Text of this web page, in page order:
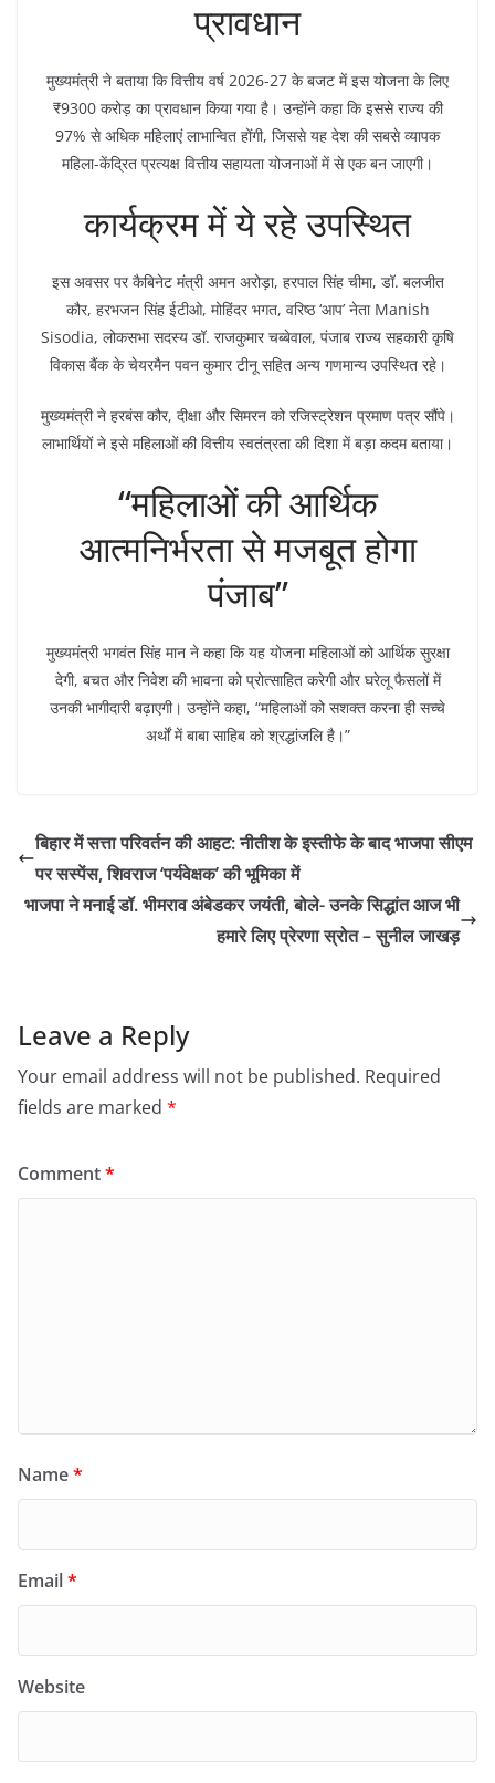
प्रावधान
मुख्यमंत्री ने बताया कि वित्तीय वर्ष 2026-27 के बजट में इस योजना के लिए
₹9300 करोड़ का प्रावधान किया गया है। उन्होंने कहा कि इससे राज्य की
97% से अधिक महिलाएं लाभान्वित होंगी, जिससे यह देश की सबसे व्यापक
महिला-केंद्रित प्रत्यक्ष वित्तीय सहायता योजनाओं में से एक बन जाएगी।
कार्यक्रम में ये रहे उपस्थित
इस अवसर पर कैबिनेट मंत्री अमन अरोड़ा, हरपाल सिंह चीमा, डॉ. बलजीत
कौर, हरभजन सिंह ईटीओ, मोहिंदर भगत, वरिष्ठ ‘आप’ नेता Manish
Sisodia, लोकसभा सदस्य डॉ. राजकुमार चब्बेवाल, पंजाब राज्य सहकारी कृषि
विकास बैंक के चेयरमैन पवन कुमार टीनू सहित अन्य गणमान्य उपस्थित रहे।
मुख्यमंत्री ने हरबंस कौर, दीक्षा और सिमरन को रजिस्ट्रेशन प्रमाण पत्र सौंपे।
लाभार्थियों ने इसे महिलाओं की वित्तीय स्वतंत्रता की दिशा में बड़ा कदम बताया।
“महिलाओं की आर्थिक
आत्मनिर्भरता से मजबूत होगा
पंजाब”
मुख्यमंत्री भगवंत सिंह मान ने कहा कि यह योजना महिलाओं को आर्थिक सुरक्षा
देगी, बचत और निवेश की भावना को प्रोत्साहित करेगी और घरेलू फैसलों में
उनकी भागीदारी बढ़ाएगी। उन्होंने कहा, “महिलाओं को सशक्त करना ही सच्चे
अर्थों में बाबा साहिब को श्रद्धांजलि है।”
बिहार में सत्ता परिवर्तन की आहट: नीतीश के इस्तीफे के बाद भाजपा सीएम
पर सस्पेंस, शिवराज ‘पर्यवेक्षक’ की भूमिका में
भाजपा ने मनाई डॉ. भीमराव अंबेडकर जयंती, बोले- उनके सिद्धांत आज भी
हमारे लिए प्रेरणा स्रोत – सुनील जाखड़
Leave a Reply
Your email address will not be published. Required
fields are marked *
Comment*
Name*
Email*
Website